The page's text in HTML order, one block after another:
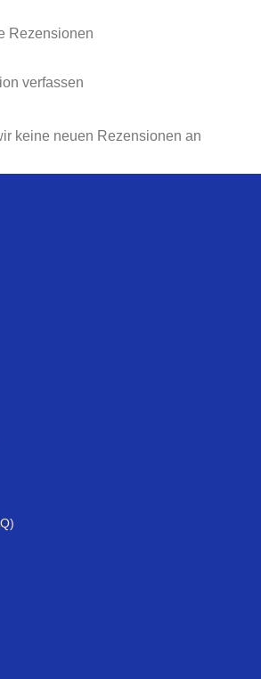
Rezensionen
verfassen
keine neuen Rezensionen an